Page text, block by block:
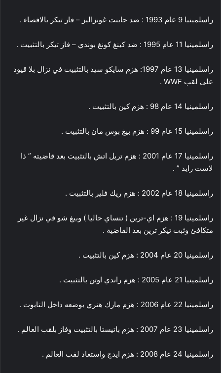
راسلمينيا 9 عام 1993 : ضد جاينت غونزاليز – فاز تيكر بالاقصاء .
راسلمينيا 11 عام 1995 : ضد كينغ كونغ بوندي – فاز تيكر بالتثبيت .
راسلمينيا 13 عام 1997: هزم سايكو سيد بالتثبيت في نزال بلا قيود
على لقب WWF .
راسلمينيا 14 عام 98 : هزم كين بالتثبيت .
راسلمينيا 15 عام 99 : هزم بيغ بوس مان بالتثبيت .
راسلمينيا 17 عام 2001 : هزم تربل اتش بالتثبيت بعد قاضيته ” ذا
لاست رايد ” .
راسلمينيا 18 عام 2002 : هزم ريك فلير بالتثبيت .
راسلمينيا 19 : هزم اي-ترين ( تنساي حاليا ) وبيغ شو في نزال غير
متكافئ وثبت تيكر ترين بعد القاضية .
راسلمينيا 20 عام 2004 : هزم كين بالتثبيت .
راسلمينيا 21 عام 2005 : هزم راندي اوتن بالتثبيت .
راسلمينيا 22 عام 2006 : هزم مارك هنري بوضعه داخل التابوت .
راسلمينيا 23 عام 2007 : هزم باتيستا بالتثبيت وفاز بلقب العالم .
راسلمينيا 24 عام 2008 : هزم ايدج واستعاد لقب العالم .